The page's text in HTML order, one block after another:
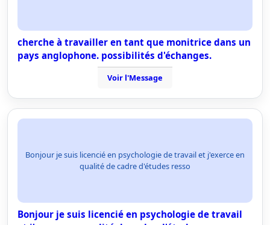
cherche à travailler en tant que monitrice dans un
pays anglophone. possibilités d'échanges.
Voir l'Message
Bonjour je suis licencié en psychologie de travail et j'exerce en
qualité de cadre d'études resso
Bonjour je suis licencié en psychologie de travail